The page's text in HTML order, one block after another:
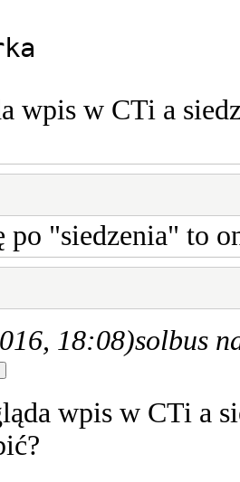
wpis w CTi a
po "siedzenia" to
18:08)solbus
wpis w CTi a